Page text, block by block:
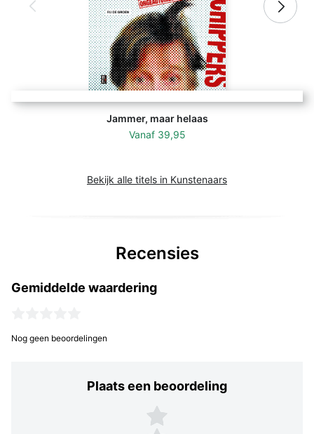
Jammer, maar helaas
Vanaf 39,95
Bekijk alle titels in Kunstenaars
Recensies
Gemiddelde waardering
Nog geen beoordelingen
Plaats een beoordeling
Plaats een beoordeling
5 sterren